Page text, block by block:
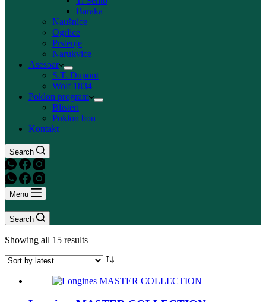
Baraka
Naušnice
Ogrlice
Prstenje
Narukvice
Asesoar
S.T. Dupont
Wolf 1834
Poklon program
Blisteri
Poklon bon
Kontakt
Search
Menu
Search
Showing all 15 resultsSorted
latest